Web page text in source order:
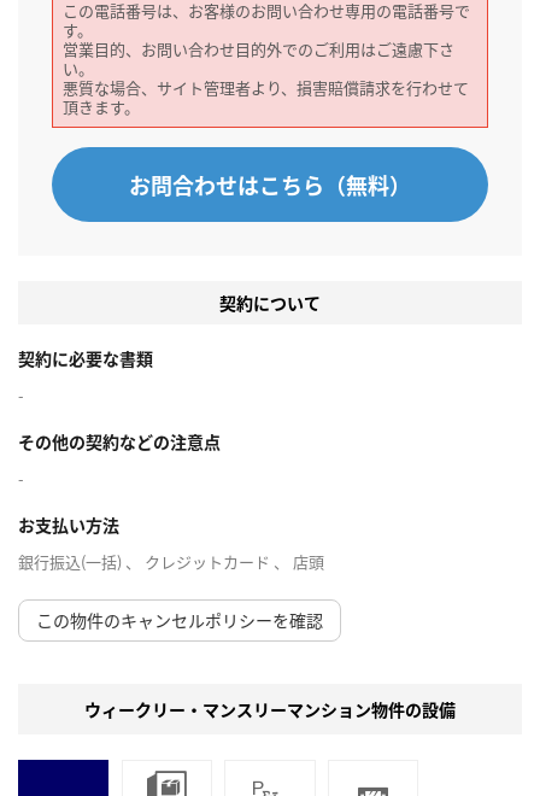
この電話番号は、お客様のお問い合わせ専用の電話番号で
す。
営業目的、お問い合わせ目的外でのご利用はご遠慮下さ
い。
悪質な場合、サイト管理者より、損害賠償請求を行わせて
頂きます。
お問合わせはこちら（無料）
契約について
契約に必要な書類
-
その他の契約などの注意点
-
お支払い方法
銀行振込(一括) 、 クレジットカード 、 店頭
この物件のキャンセルポリシーを確認
ウィークリー・マンスリーマンション物件の設備